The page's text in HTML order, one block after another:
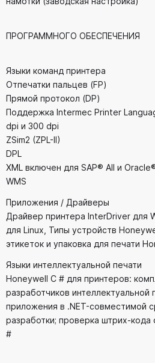
ПРОГРАММНОГО ОБЕСПЕЧЕНИЯ
Языки команд принтера
Отпечатки пальцев (FP)
Прямой протокол (DP)
Поддержка Intermec Printer
dpi и 300 dpi
ZSim2 (ZPL-II)
DPL
XML включен для SAP® AII и
WMS
Приложения / Драйверы
Драйвер принтера InterDriver для
для Linux, Типы устройств
этикеток и упаковка для печати
Языки интеллектуальной печати
Honeywell C # для принтеров:
разработчиков интеллектуальной
приложения в .NET-совместимой
разработки; проверка штрих-кода
#